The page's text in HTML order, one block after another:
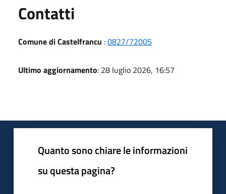
Contatti
Comune di Castelfrancu :0827/72005
Ultimo aggiornamento: 28 luglio 2026, 16:57
Quanto sono chiare le informazioni
su questa pagina?